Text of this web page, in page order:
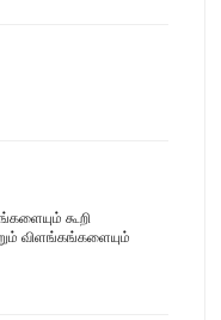
கூறி
விளங்கங்களையும்